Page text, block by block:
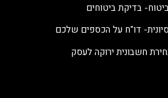
בדיקת ביטוחים
דו"ח על הכספים שלכם
חשבונית ירוקה לעסק